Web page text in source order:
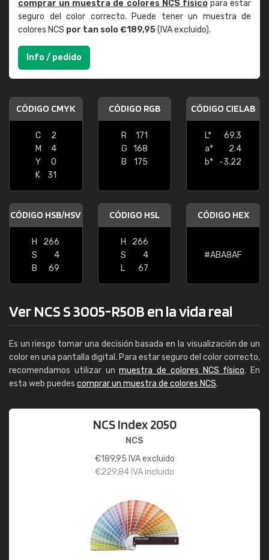
comprar un muestra de colores NCS físicopara estar
seguro del color correcto. Puede tener un muestra de
colores NCS por tan solo €189,95(IVA excluido).
Info / pedido
CÓDIGO CMYK
C
2
M
4
Y
0
K
31
CÓDIGO RGB
R
171
G
168
B
175
CÓDIGO CIELAB
L*
69.3
a*
2.4
b*
-3.22
CÓDIGO HSB/HSV
H
266
S
4
B
69
CÓDIGO HSL
H
266
S
4
L
67
CÓDIGO HEX
#ABA8AF
Ver NCS S 3005-R50B en la vida real
Es un riesgo tomar una decisión basada en la visualización de un
color en una pantalla digital. Para estar seguro del color correcto,
recomendamos utilizar unmuestra de colores NCS físico. En
esta web puedes comprar un muestra de colores NCS.
NCS Index 2050
NCS
€189,95 IVA excluido
€229,84 IVA incluido